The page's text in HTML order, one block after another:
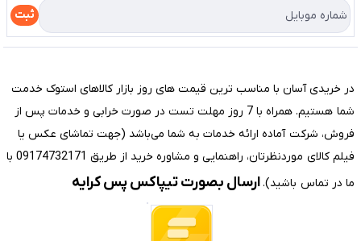
درباره ما
تماس با ما
راهنما
ثبت
در خریدی آسان با مناسب ترین قیمت های روز بازار کالاهای استوک خدمت
شما هستیم. همراه با 7 روز مهلت تست در صورت خرابی و خدمات پس از
فروش، شرکت آماده ارائه خدمات به شما می‌باشد (جهت تماشای عکس یا
فیلم کالای موردنظرتان، راهنمایی و مشاوره خرید از طریق 09174732171 با
ما در تماس باشید).ارسال بصورت تیپاکس پس کرایه